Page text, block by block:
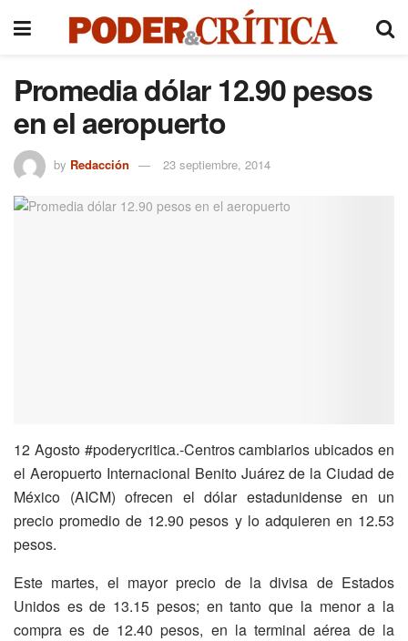
Promedia dólar 12.90 pesos
en el aeropuerto
by Redacción 23 septiembre, 2014
12 Agosto #poderycritica.-Centros cambiarios ubicados en
el Aeropuerto Internacional Benito Juárez de la Ciudad de
México (AICM) ofrecen el dólar estadunidense en un
precio promedio de 12.90 pesos y lo adquieren en 12.53
pesos.
Este martes, el mayor precio de la divisa de Estados
Unidos es de 13.15 pesos; en tanto que la menor a la
compra es de 12.40 pesos, en la terminal aérea de la